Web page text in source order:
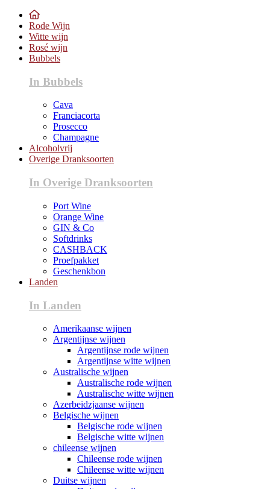
Rode Wijn
Witte wijn
Rosé wijn
Bubbels
In Bubbels
Cava
Franciacorta
Prosecco
Champagne
Alcoholvrij
Overige Dranksoorten
In Overige Dranksoorten
Port Wine
Orange Wine
GIN & Co
Softdrinks
CASHBACK
Proefpakket
Geschenkbon
Landen
In Landen
Amerikaanse wijnen
Argentijnse wijnen
Argentijnse rode wijnen
Argentijnse witte wijnen
Australische wijnen
Australische rode wijnen
Australische witte wijnen
Azerbeidzjaanse wijnen
Belgische wijnen
Belgische rode wijnen
Belgische witte wijnen
chileense wijnen
Chileense rode wijnen
Chileense witte wijnen
Duitse wijnen